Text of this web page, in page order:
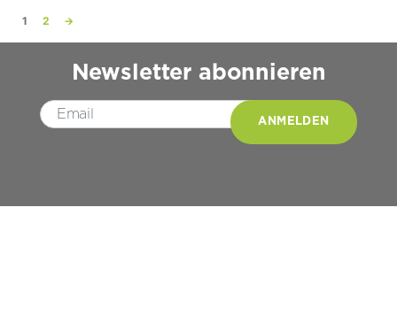
1 2 →
Newsletter abonnieren
Please leave this field empty.